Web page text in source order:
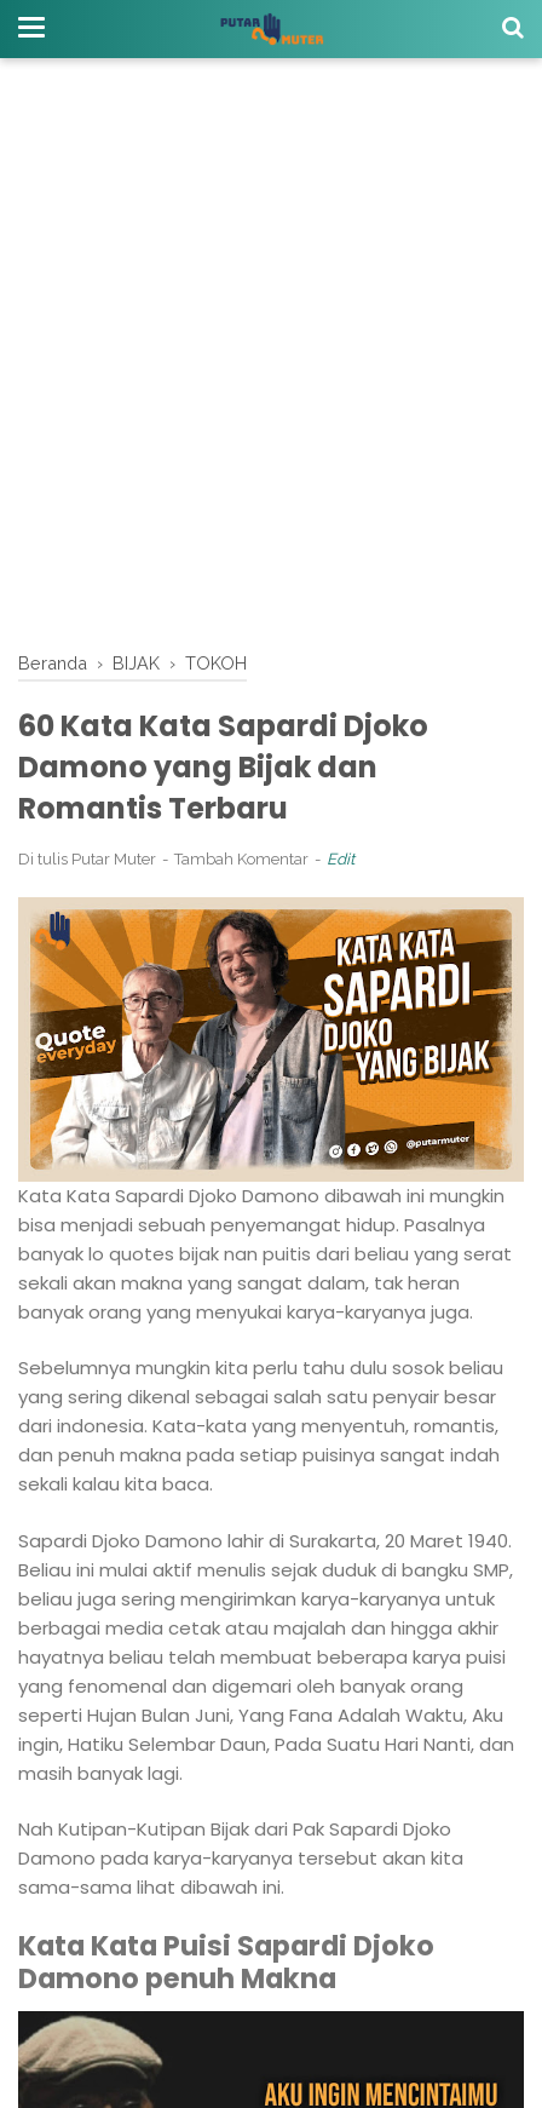
Beranda › BIJAK › TOKOH
60 Kata Kata Sapardi Djoko
Damono yang Bijak dan
Romantis Terbaru
Di tulis Putar Muter Tambah Komentar Edit
Kata Kata Sapardi Djoko Damono dibawah ini mungkin
bisa menjadi sebuah penyemangat hidup. Pasalnya
banyak lo quotes bijak nan puitis dari beliau yang serat
sekali akan makna yang sangat dalam, tak heran
banyak orang yang menyukai karya-karyanya juga.
Sebelumnya mungkin kita perlu tahu dulu sosok beliau
yang sering dikenal sebagai salah satu penyair besar
dari indonesia. Kata-kata yang menyentuh, romantis,
dan penuh makna pada setiap puisinya sangat indah
sekali kalau kita baca.
Sapardi Djoko Damono lahir di Surakarta, 20 Maret 1940.
Beliau ini mulai aktif menulis sejak duduk di bangku SMP,
beliau juga sering mengirimkan karya-karyanya untuk
berbagai media cetak atau majalah dan hingga akhir
hayatnya beliau telah membuat beberapa karya puisi
yang fenomenal dan digemari oleh banyak orang
seperti Hujan Bulan Juni, Yang Fana Adalah Waktu, Aku
ingin, Hatiku Selembar Daun, Pada Suatu Hari Nanti, dan
masih banyak lagi.
Nah Kutipan-Kutipan Bijak dari Pak Sapardi Djoko
Damono pada karya-karyanya tersebut akan kita
sama-sama lihat dibawah ini.
Kata Kata Puisi Sapardi Djoko
Damono penuh Makna